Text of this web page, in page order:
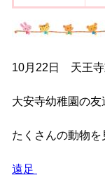
10月22日 天王寺
大安寺幼稚園の
たくさんの動物を
遠足